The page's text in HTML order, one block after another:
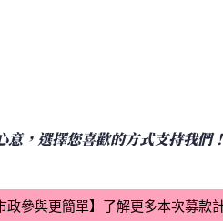
，選擇您喜歡的方式支持我們！
政參與更簡單】了解更多本次募款